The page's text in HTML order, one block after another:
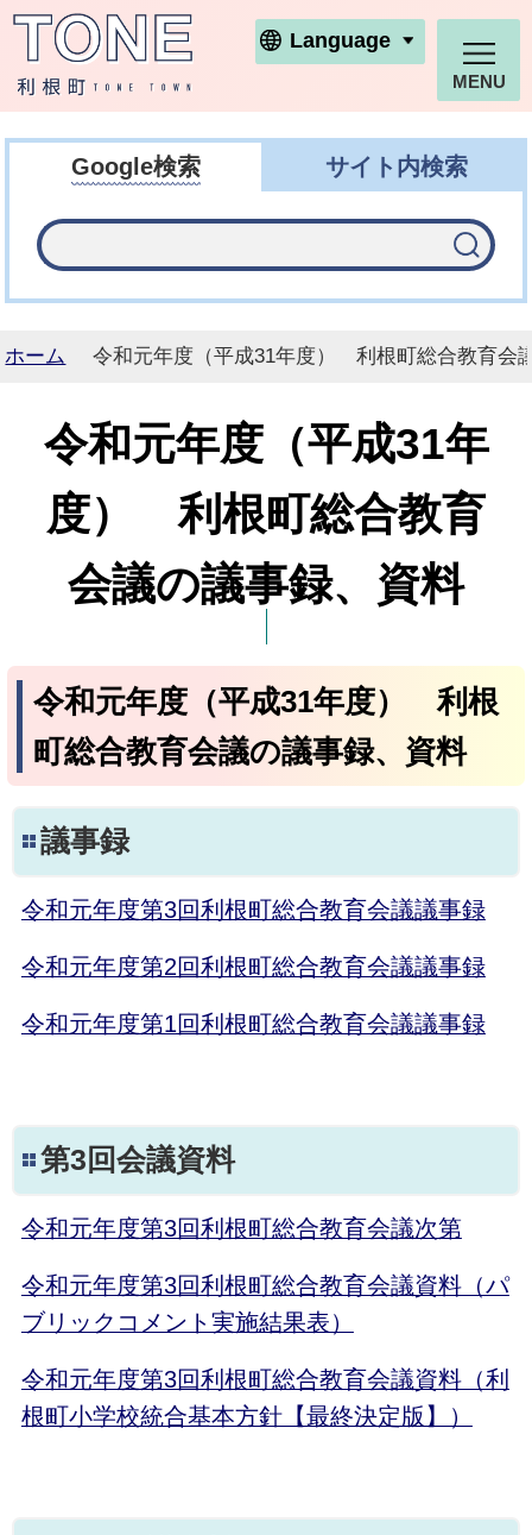
利根町ホームページ
Language
MENU
Google検索 サイト内検索
ホーム 令和元年度（平成31年度） 利根町総合教育会
令和元年度（平成31年
度） 利根町総合教育
会議の議事録、資料
令和元年度（平成31年度） 利根
町総合教育会議の議事録、資料
議事録
令和元年度第3回利根町総合教育会議議事録
令和元年度第2回利根町総合教育会議議事録
令和元年度第1回利根町総合教育会議議事録
第3回会議資料
令和元年度第3回利根町総合教育会議次第
令和元年度第3回利根町総合教育会議資料（パ
ブリックコメント実施結果表）
令和元年度第3回利根町総合教育会議資料（利
根町小学校統合基本方針【最終決定版】）